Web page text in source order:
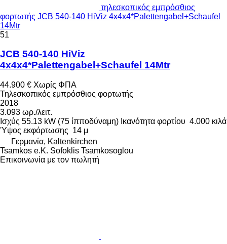
τηλεσκοπικός εμπρόσθιος
φορτωτής JCB 540-140 HiViz 4x4x4*Palettengabel+Schaufel
14Mtr
51
JCB 540-140 HiViz
4x4x4*Palettengabel+Schaufel 14Mtr
44.900 € Χωρίς ΦΠΑ
Τηλεσκοπικός εμπρόσθιος φορτωτής
2018
3.093 ωρ./λειτ.
Ισχύς 55.13 kW (75 ίπποδύναμη) Ικανότητα φορτίου 4.000 κιλά
Ύψος εκφόρτωσης 14 μ
Γερμανία, Kaltenkirchen
Tsamkos e.K. Sofoklis Tsamkosoglou
Επικοινωνία με τον πωλητή